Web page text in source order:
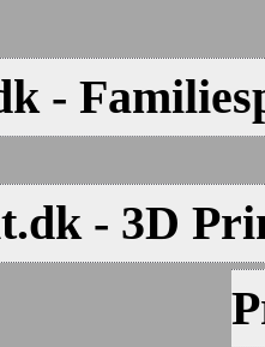
-
- 3D